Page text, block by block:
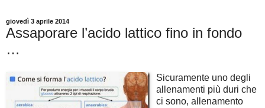
giovedì 3 aprile 2014
Assaporare l’acido lattico fino in fondo
…
Sicuramente uno degli
allenamenti più duri che
ci sono, allenamento